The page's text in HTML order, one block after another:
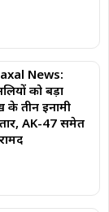
News:
को बड़ा
तीन इनामी
AK-47 समेत